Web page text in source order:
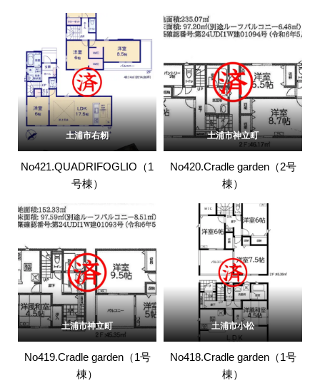
土浦市右籾
No421.QUADRIFOGLIO（1
号棟）
土浦市神立町
No420.Cradle garden（2号
棟）
土浦市神立町
No419.Cradle garden（1号
棟）
土浦市小松
No418.Cradle garden（1号
棟）